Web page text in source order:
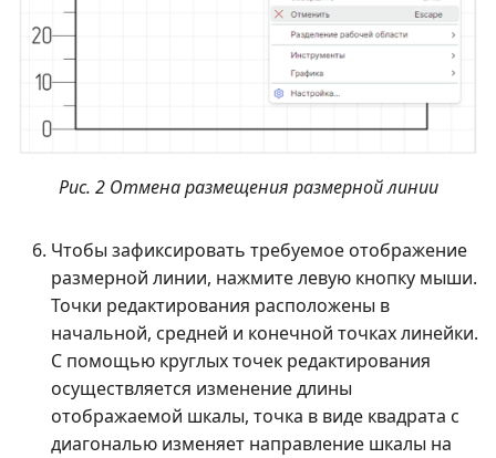
Рис. 2 Отмена размещения размерной линии
Чтобы зафиксировать требуемое отображение
размерной линии, нажмите левую кнопку мыши.
Точки редактирования расположены в
начальной, средней и конечной точках линейки.
С помощью круглых точек редактирования
осуществляется изменение длины
отображаемой шкалы, точка в виде квадрата с
диагональю изменяет направление шкалы на